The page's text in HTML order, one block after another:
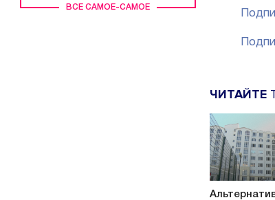
ВСЕ САМОЕ-САМОЕ
ЧИТАЙТЕ